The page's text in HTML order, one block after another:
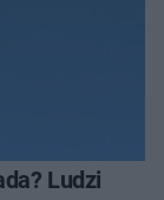
Ludzi